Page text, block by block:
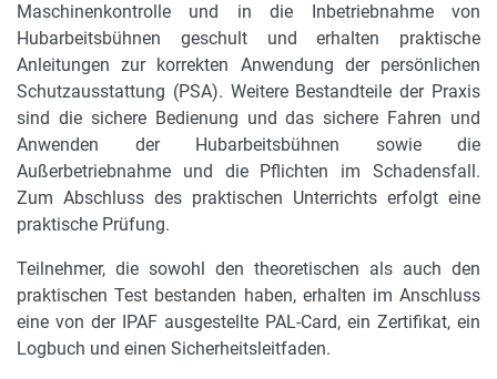
Maschinenkontrolle und in die Inbetriebnahme von
Hubarbeitsbühnen geschult und erhalten praktische
Anleitungen zur korrekten Anwendung der persönlichen
Schutzausstattung (PSA). Weitere Bestandteile der Praxis
sind die sichere Bedienung und das sichere Fahren und
Anwenden der Hubarbeitsbühnen sowie die
Außerbetriebnahme und die Pflichten im Schadensfall.
Zum Abschluss des praktischen Unterrichts erfolgt eine
praktische Prüfung.
Teilnehmer, die sowohl den theoretischen als auch den
praktischen Test bestanden haben, erhalten im Anschluss
eine von der IPAF ausgestellte PAL-Card, ein Zertifikat, ein
Logbuch und einen Sicherheitsleitfaden.